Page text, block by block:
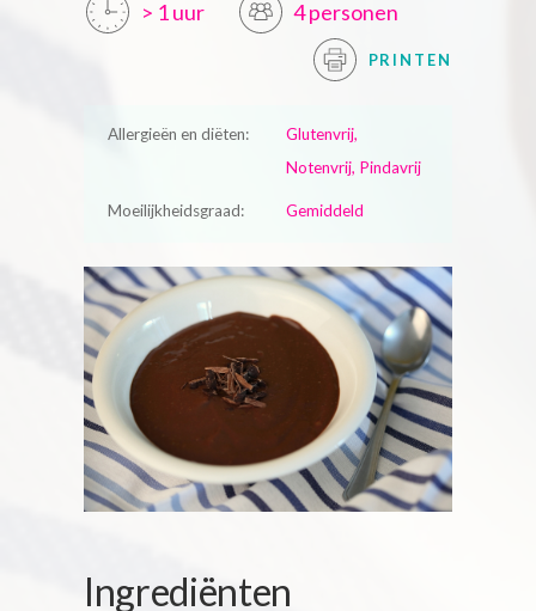
> 1 uur
4 personen
PRINTEN
Allergieën en diëten:
Glutenvrij,
Notenvrij, Pindavrij
Moeilijkheidsgraad: Gemiddeld
Ingrediënten